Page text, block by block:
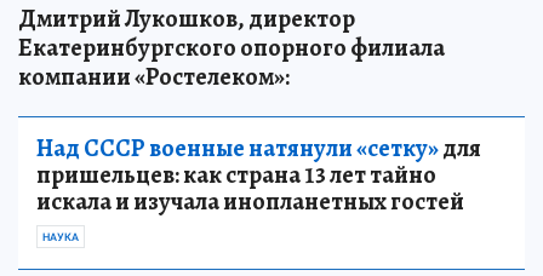
Дмитрий Лукошков, директор
Екатеринбургского опорного филиала
компании «Ростелеком»:
Над СССР военные натянули «сетку»для
пришельцев: как страна 13 лет тайно
искала и изучала инопланетных гостей
НАУКА